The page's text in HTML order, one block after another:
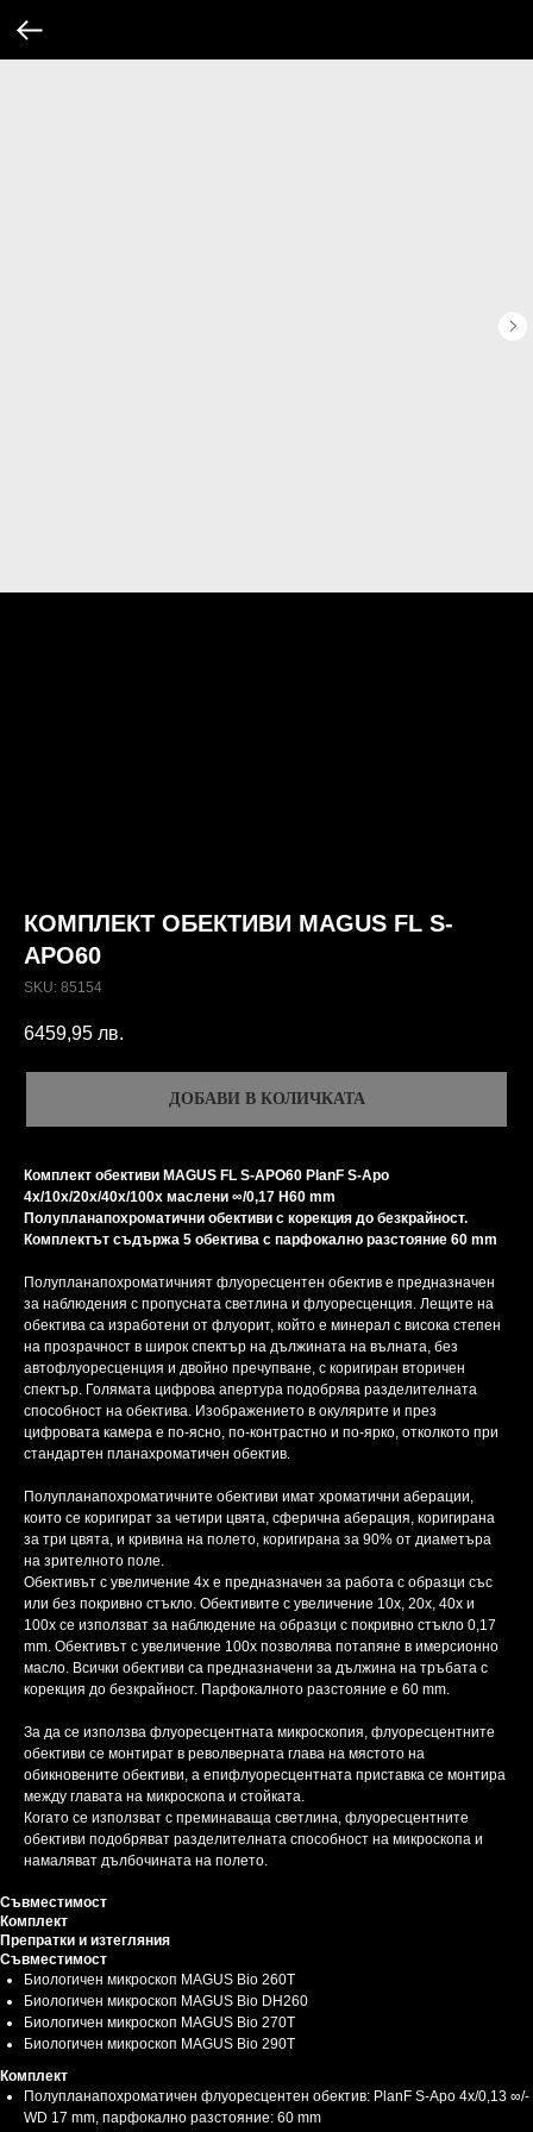
КОМПЛЕКТ ОБЕКТИВИ MAGUS FL S-
APO60
SKU: 85154
6459,95 лв.
ДОБАВИ В КОЛИЧКАТА
Комплект обективи MAGUS FL S-APO60 PlanF S-Apo
4х/10х/20х/40х/100х маслени ∞/0,17 H60 mm
Полупланапохроматични обективи с корекция до безкрайност.
Комплектът съдържа 5 обектива с парфокално разстояние 60 mm
Полупланапохроматичният флуоресцентен обектив е предназначен
за наблюдения с пропусната светлина и флуоресценция. Лещите на
обектива са изработени от флуорит, който е минерал с висока степен
на прозрачност в широк спектър на дължината на вълната, без
автофлуоресценция и двойно пречупване, с коригиран вторичен
спектър. Голямата цифрова апертура подобрява разделителната
способност на обектива. Изображението в окулярите и през
цифровата камера е по-ясно, по-контрастно и по-ярко, отколкото при
стандартен планахроматичен обектив.
Полупланапохроматичните обективи имат хроматични аберации,
които се коригират за четири цвята, сферична аберация, коригирана
за три цвята, и кривина на полето, коригирана за 90% от диаметъра
на зрителното поле.
Обективът с увеличение 4x е предназначен за работа с образци със
или без покривно стъкло. Обективите с увеличение 10x, 20x, 40x и
100x се използват за наблюдение на образци с покривно стъкло 0,17
mm. Обективът с увеличение 100x позволява потапяне в имерсионно
масло. Всички обективи са предназначени за дължина на тръбата с
корекция до безкрайност. Парфокалното разстояние е 60 mm.
За да се използва флуоресцентната микроскопия, флуоресцентните
обективи се монтират в револверната глава на мястото на
обикновените обективи, а епифлуоресцентната приставка се монтира
между главата на микроскопа и стойката.
Когато се използват с преминаваща светлина, флуоресцентните
обективи подобряват разделителната способност на микроскопа и
намаляват дълбочината на полето.
Съвместимост
Комплект
Препратки и изтегляния
Съвместимост
Биологичен микроскоп MAGUS Bio 260T
Биологичен микроскоп MAGUS Bio DH260
Биологичен микроскоп MAGUS Bio 270T
Биологичен микроскоп MAGUS Bio 290T
Комплект
Полупланапохроматичен флуоресцентен обектив: PlanF S-Apo 4x/0,13 ∞/-
WD 17 mm, парфокално разстояние: 60 mm